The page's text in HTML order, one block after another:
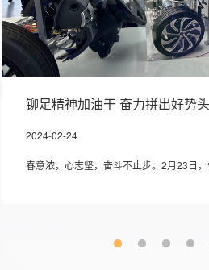
2024-02-24